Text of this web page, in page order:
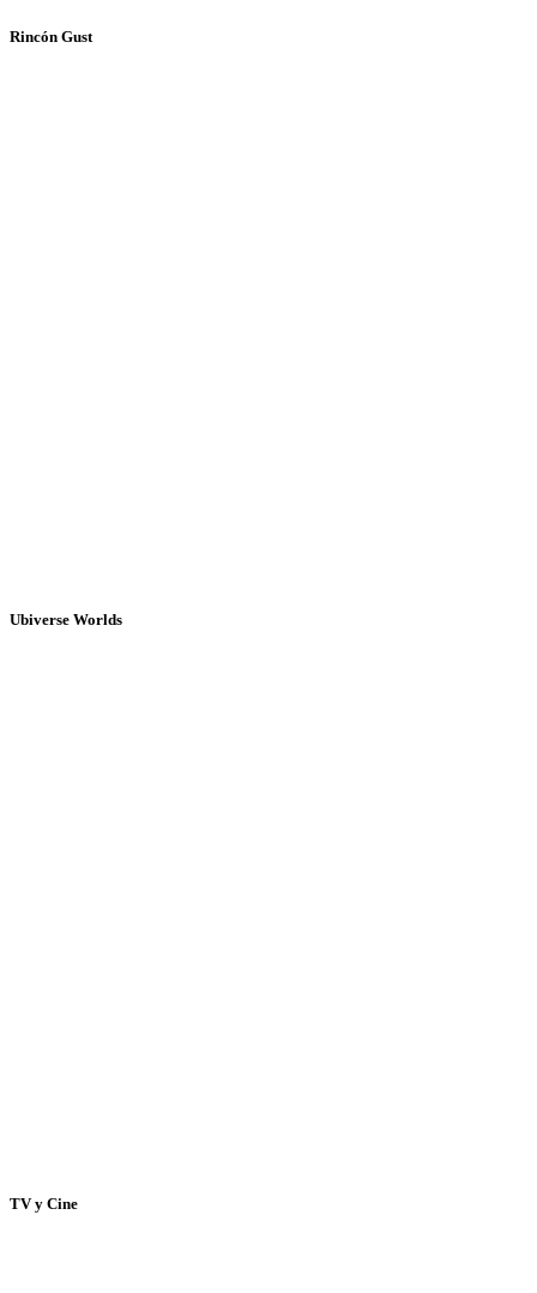
Rincón Gust
Ubiverse Worlds
TV y Cine